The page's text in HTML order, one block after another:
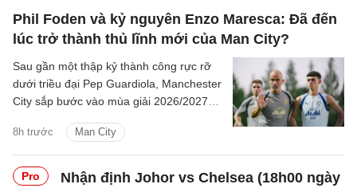
Phil Foden và kỷ nguyên Enzo Maresca: Đã đến
lúc trở thành thủ lĩnh mới của Man City?
8h trước Man City
Sau gần một thập kỷ thành công rực rỡ
dưới triều đại Pep Guardiola, Manchester
City sắp bước vào mùa giải 2026/2027
trên băng ghế chỉ đạo.
Pro
Nhận định Johor vs Chelsea (18h00 ngày